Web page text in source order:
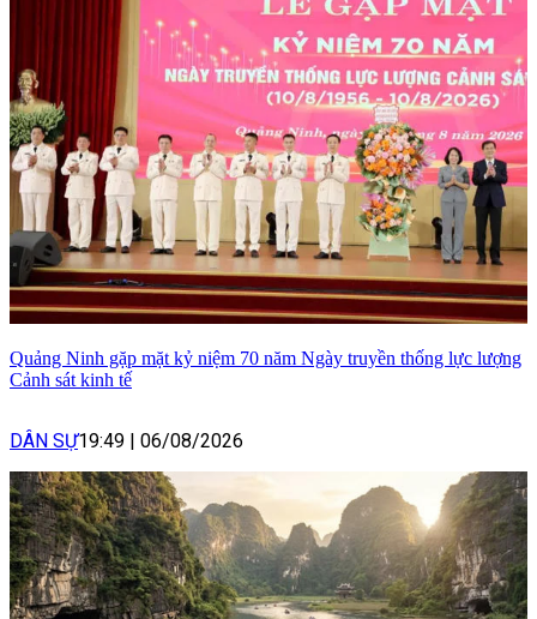
Quảng Ninh gặp mặt kỷ niệm 70 năm Ngày truyền thống lực lượng
Cảnh sát kinh tế
DÂN SỰ19:49 | 06/08/2026